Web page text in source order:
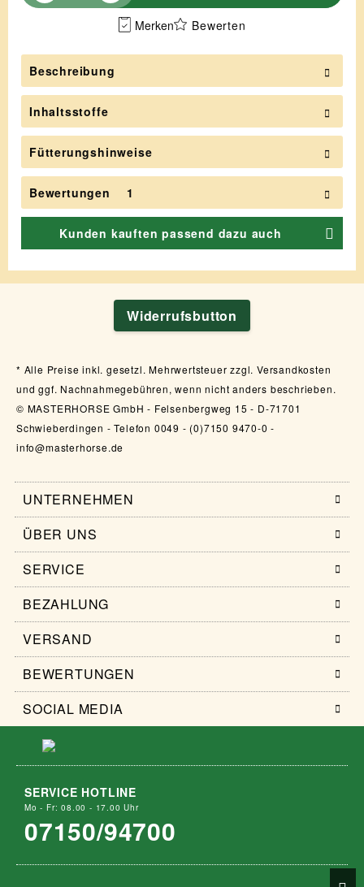
Merken Bewerten
Beschreibung
Inhaltsstoffe
Fütterungshinweise
Bewertungen 1
Kunden kauften passend dazu auch
Widerrufsbutton
Alle Preise inkl. gesetzl. Mehrwertsteuer zzgl. Versandkosten
und ggf. Nachnahmegebühren, wenn nicht anders beschrieben.
© MASTERHORSE GmbH - Felsenbergweg 15 - D-71701
Schwieberdingen - Telefon 0049 - (0)7150 9470-0 -
info@masterhorse.de
UNTERNEHMEN
ÜBER UNS
SERVICE
BEZAHLUNG
VERSAND
BEWERTUNGEN
SOCIAL MEDIA
SERVICE HOTLINE
Mo - Fr: 08.00 - 17.00 Uhr
07150/94700